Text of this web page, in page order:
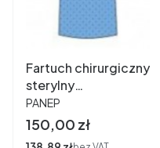
Fartuch chirurgiczny
sterylny
"STANDARD" 45
PRODUCENT
PANEP
Cena
150,00 zł
Cena